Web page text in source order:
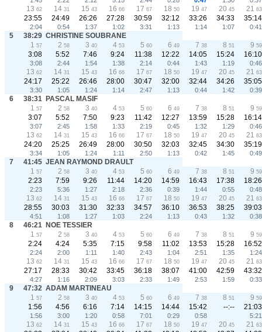
13 62 14 31 15 43 16 66 17 67 18 50 19 47 20 45 21 63
23:55 24:49 26:26 27:28 30:59 32:12 33:26 34:33 35:14
2:04 0:54 1:37 1:02 3:31 1:13 1:14 1:07 0:41
5 38:29 CHRISTINE SOUBRANE
1 57 2 58 3 40 4 53 5 60 6 49 7 38 8 51 9 59
3:08 5:52 7:46 9:24 11:38 12:22 14:05 15:24 16:10
3:08 2:44 1:54 1:38 2:14 0:44 1:43 1:19 0:46
13 62 14 31 15 43 16 66 17 67 18 50 19 47 20 45 21 63
24:17 25:22 26:46 28:00 30:47 32:00 32:44 34:26 35:05
3:30 1:05 1:24 1:14 2:47 1:13 0:44 1:42 0:39
6 38:31 PASCAL MASIF
1 57 2 58 3 40 4 53 5 60 6 49 7 38 8 51 9 59
3:07 5:52 7:50 9:23 11:42 12:27 13:59 15:28 16:14
3:07 2:45 1:58 1:33 2:19 0:45 1:32 1:29 0:46
13 62 14 31 15 43 16 66 17 67 18 50 19 47 20 45 21 63
24:20 25:25 26:49 28:00 30:50 32:03 32:45 34:30 35:19
3:34 1:05 1:24 1:11 2:50 1:13 0:42 1:45 0:49
7 41:45 JEAN RAYMOND DRAULT
1 57 2 58 3 40 4 53 5 60 6 49 7 38 8 51 9 59
2:23 7:59 9:26 11:44 14:20 14:59 16:43 17:38 18:26
2:23 5:36 1:27 2:18 2:36 0:39 1:44 0:55 0:48
13 62 14 31 15 43 16 66 17 67 18 50 19 47 20 45 21 63
28:55 30:03 31:30 32:33 34:57 36:10 36:53 38:25 39:03
4:51 1:08 1:27 1:03 2:24 1:13 0:43 1:32 0:38
8 46:21 NOE TESSIER
1 57 2 58 3 40 4 53 5 60 6 49 7 38 8 51 9 59
2:24 4:24 5:35 7:15 9:58 11:02 13:53 15:28 16:52
2:24 2:00 1:11 1:40 2:43 1:04 2:51 1:35 1:24
13 62 14 31 15 43 16 66 17 67 18 50 19 47 20 45 21 63
27:17 28:33 30:42 33:45 36:18 38:07 41:00 42:59 43:32
4:27 1:16 2:09 3:03 2:33 1:49 2:53 1:59 0:33
9 47:32 ADAM MARTINEAU
1 57 2 58 3 40 4 53 5 60 6 49 7 38 8 51 9 59
1:56 4:56 6:16 7:14 14:15 14:44 15:42 --:-- 21:03
1:56 3:00 1:20 0:58 7:01 0:29 0:58 5:21
13 62 14 31 15 43 16 66 17 67 18 50 19 47 20 45 21 63